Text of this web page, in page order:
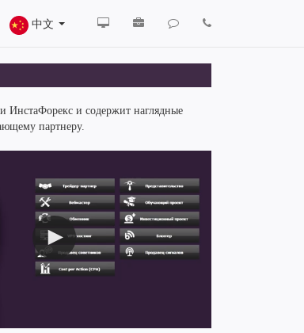
中文
ИнстаФорекс и содержит наглядные
партнеру.